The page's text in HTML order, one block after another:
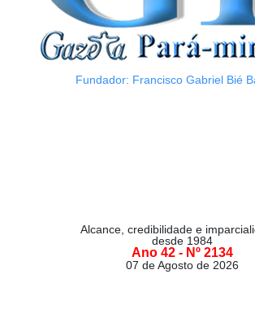
Fundador: Francisco Gabriel Bié
Alcance, credibilidade e
desde 1984
Ano 42 - Nº 2134
07 de Agosto de 2026